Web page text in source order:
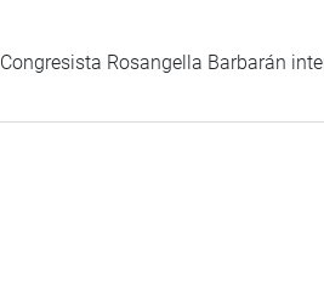
Congresista Rosangella Barbarán